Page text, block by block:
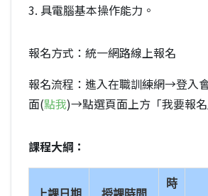
3. 具電腦基本操作能力。
報名方式：統一網路線上報名
報名流程：進入在職訓練網→登入
面(點我)→點選頁面上方「我要報名
課程大綱：
時